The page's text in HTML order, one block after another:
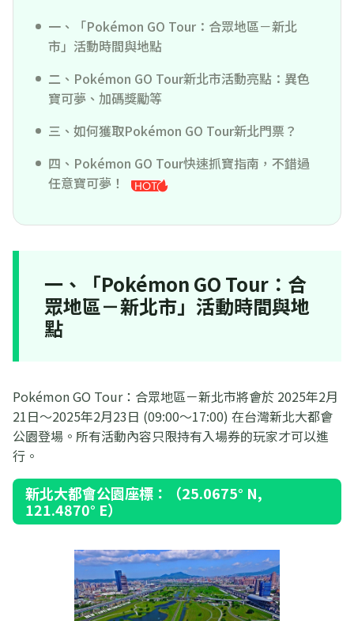
一、「Pokémon GO Tour：合眾地區－新北
市」活動時間與地點
二、Pokémon GO Tour新北市活動亮點：異色
寶可夢、加碼獎勵等
三、如何獲取Pokémon GO Tour新北門票？
四、Pokémon GO Tour快速抓寶指南，不錯過
任意寶可夢！
一、「Pokémon GO Tour：合
眾地區－新北市」活動時間與地
點
Pokémon GO Tour：合眾地區－新北市將會於 2025年2月
21日～2025年2月23日 (09:00～17:00) 在台灣新北大都會
公園登場。所有活動內容只限持有入場券的玩家才可以進
行。
新北大都會公園座標：（25.0675° N,
121.4870° E）